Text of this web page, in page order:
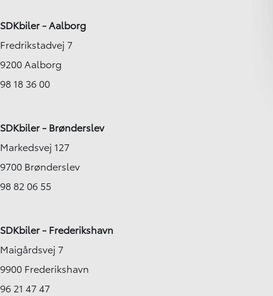
SDKbiler - Aalborg
Fredrikstadvej 7
9200 Aalborg
98 18 36 00
SDKbiler - Brønderslev
Markedsvej 127
9700 Brønderslev
98 82 06 55
SDKbiler - Frederikshavn
Maigårdsvej 7
9900 Frederikshavn
96 21 47 47